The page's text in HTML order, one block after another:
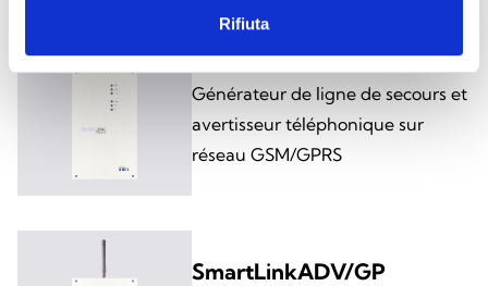
Rifiuta
SmartLinkADV/G
Générateur de ligne de secours et
avertisseur téléphonique sur
réseau GSM/GPRS
SmartLinkADV/GP